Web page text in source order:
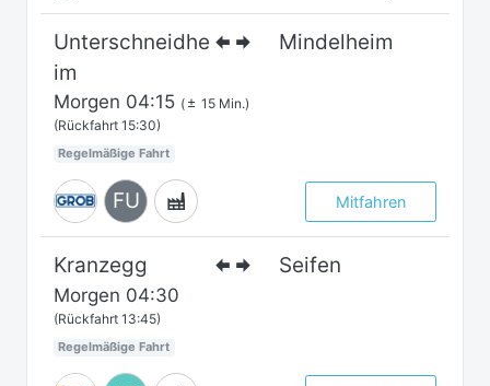
Unterschneidhe
im
Mindelheim
Morgen 04:15 (
15 Min.)
(Rückfahrt 15:30)
Regelmäßige Fahrt
FU Mitfahren
Kranzegg Seifen
Morgen 04:30
(Rückfahrt 13:45)
Regelmäßige Fahrt